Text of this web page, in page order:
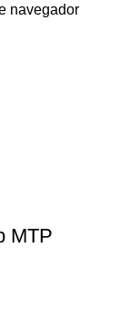
navegador
MTP